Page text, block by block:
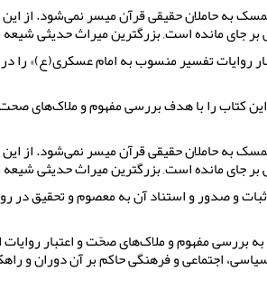
به حاملان حقیقی قرآن میسر نمی‌شود. از
جای مانده است, بزرگترین میراث حدیثی
را با هدف بررسی مفهوم و ملاک‌های صحت و
به حاملان حقیقی قرآن میسر نمی‌شود. از
جای مانده است, بزرگترین میراث حدیثی
و صدور و استناد آن به معصوم و تحقیق در
بررسی مفهوم و ملاک‌های صحّت و اعتبار
اجتماعی و فرهنگی حاکم بر آن دوران و